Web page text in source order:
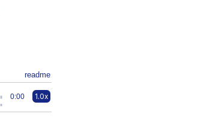
readme
0:00 1.0x